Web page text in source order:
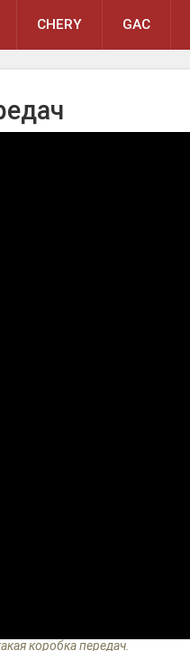
CHERY GAC
коробка передач.